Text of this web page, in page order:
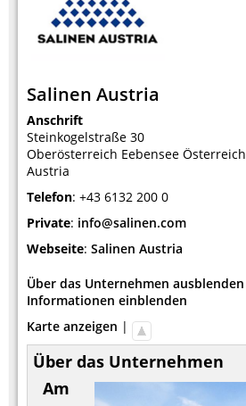
Salinen Austria
Anschrift
Steinkogelstraße 30
Oberösterreich Eebensee Österreich
Austria
Telefon: +43 6132 200 0
Private: info@salinen.com
Webseite: Salinen Austria
Über das Unternehmen ausblenden
Informationen einblenden
Karte anzeigen |
Über das Unternehmen
Am